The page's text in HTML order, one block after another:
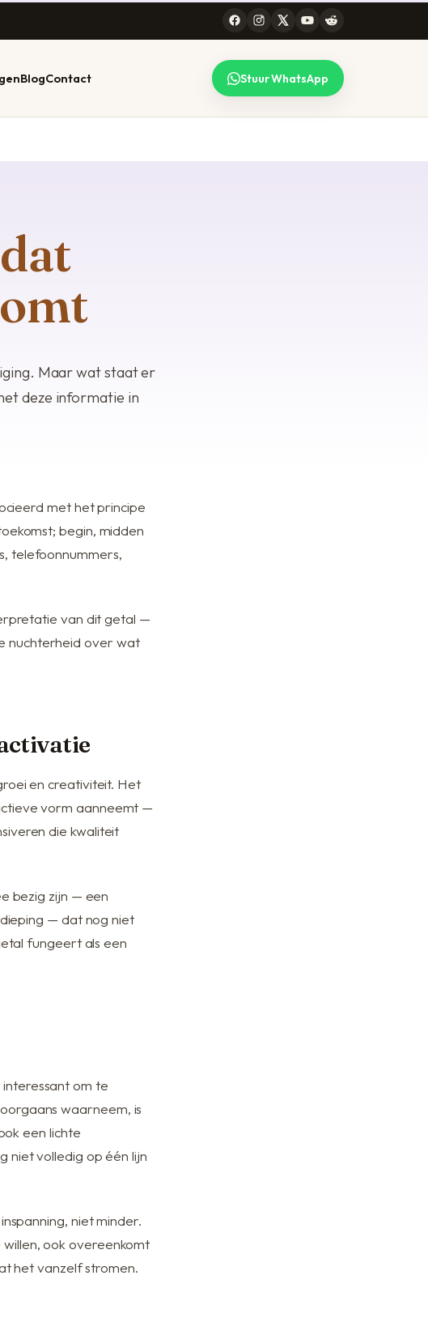
uw
werkwijze.
Bekijk werkwijze →
complete lijst.
Alle locaties →
BlogContact Stuur WhatsApp
Maar wat staat er
deze informatie in
met het principe
begin, midden
telefoonnummers,
van dit getal —
nuchterheid over wat
en creativiteit. Het
vorm aanneemt —
die kwaliteit
bezig zijn — een
— dat nog niet
fungeert als een
om te
waarneem, is
een lichte
niet volledig op één lijn
niet minder.
willen, ook overeenkomt
het vanzelf stromen.